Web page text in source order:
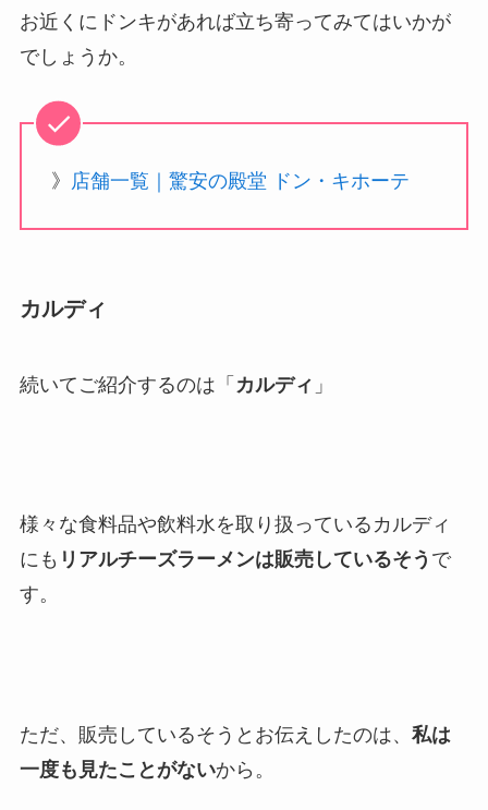
お近くにドンキがあれば立ち寄ってみてはいかが
でしょうか。
》 店舗一覧｜驚安の殿堂 ドン・キホーテ
カルディ
続いてご紹介するのは「 カルディ 」
様々な食料品や飲料水を取り扱っているカルディ
にも リアルチーズラーメンは販売しているそう で
す。
ただ、販売しているそうとお伝えしたのは、 私は
一度も見たことがないから。